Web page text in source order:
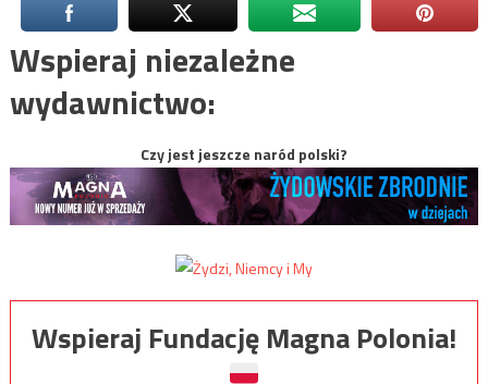
Wspieraj niezależne
wydawnictwo:
Czy jest jeszcze naród polski?
Wspieraj Fundację Magna Polonia!